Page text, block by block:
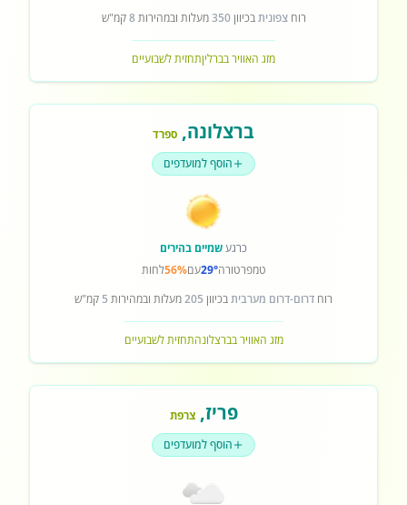
רוחצפוניתבכיוון350מעלות ובמהירות8קמ"ש
מזג האוויר בברליןתחזית לשבועיים
ברצלונה, ספרד
הוסף למועדפים
כרגעשמיים בהירים
טמפרטורה29°עם56%לחות
רוח דרום-דרום מערביתבכיוון 205מעלות ובמהירות 5 קמ"ש
מזג האוויר בברצלונהתחזית לשבועיים
פריז,צרפת
הוסף למועדפים